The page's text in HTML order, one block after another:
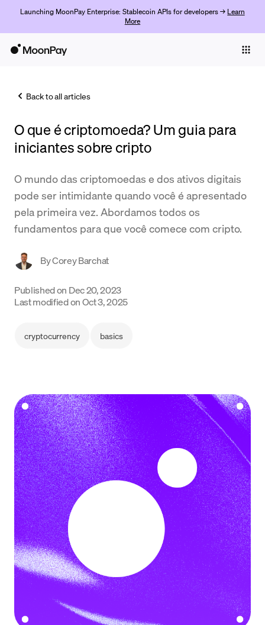
Launching MoonPay Enterprise: Stablecoin APIs for developers → Learn
More
Trade
Company
Crypto Prices
Learn
Support
Back to all articles
O que é criptomoeda? Um guia para
iniciantes sobre cripto
O mundo das criptomoedas e dos ativos digitais
pode ser intimidante quando você é apresentado
pela primeira vez. Abordamos todos os
fundamentos para que você comece com cripto.
ByCorey Barchat
Published on Dec 20, 2023
Last modified onOct 3, 2025
cryptocurrency basics